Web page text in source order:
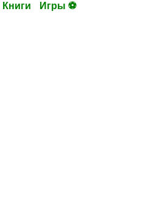
Книги Игры ⚽